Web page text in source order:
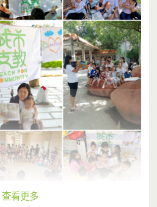
查看更多